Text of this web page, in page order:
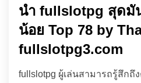
นำ fullslotpg สุดมั
น้อย Top 78 by
fullslotpg3.com
fullslotpg ผู้เล่นสามารถรู้สึกถึ